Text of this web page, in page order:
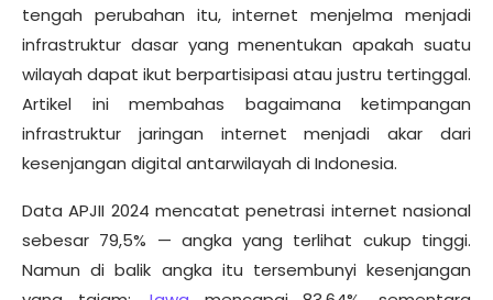
tengah perubahan itu, internet menjelma menjadi
infrastruktur dasar yang menentukan apakah suatu
wilayah dapat ikut berpartisipasi atau justru tertinggal.
Artikel ini membahas bagaimana ketimpangan
infrastruktur jaringan internet menjadi akar dari
kesenjangan digital antarwilayah di Indonesia.
Data APJII 2024 mencatat penetrasi internet nasional
sebesar 79,5% — angka yang terlihat cukup tinggi.
Namun di balik angka itu tersembunyi kesenjangan